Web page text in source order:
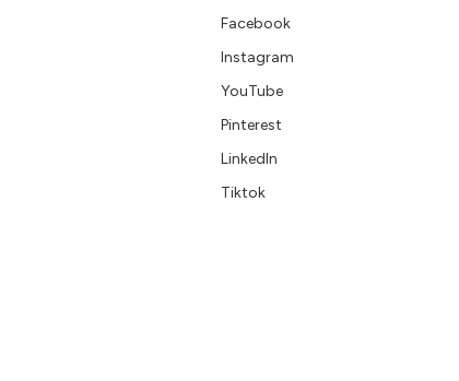
Facebook
Instagram
YouTube
Pinterest
LinkedIn
Tiktok